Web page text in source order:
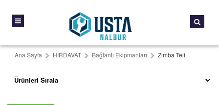
Ana Sayfa HIRDAVAT Bağlantı Ekipmanları Zımba Teli